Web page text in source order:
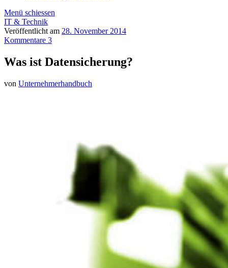
Menü schiessen
IT & Technik
Veröffentlicht am 28. November 2014
Kommentare 3
Was ist Datensicherung?
von Unternehmerhandbuch